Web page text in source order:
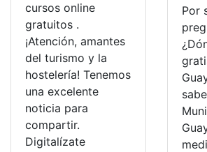
cursos online
gratuitos .
¡Atención, amantes
del turismo y la
hostelería! Tenemos
una excelente
noticia para
compartir.
Digitalízate
Por